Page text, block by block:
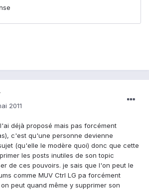
2011
déjà proposé mais pas forcément
c'est qu'une personne devienne
(qu'elle le modère quoi) donc que cette
les posts inutiles de son topic
de ces pouvoirs. je sais que l'on peut le
comme MUV Ctrl LG pa forcément
peut quand même y supprimer son